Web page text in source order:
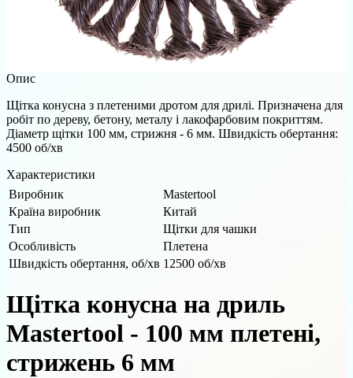
Опис
Щітка конусна з плетеними дротом для дрилі. Призначена для
робіт по дереву, бетону, металу і лакофарбовим покриттям.
Діаметр щітки 100 мм, стрижня - 6 мм. Швидкість обертання:
4500 об/хв
Характеристики
Виробник
Mastertool
Країна виробник
Китай
Тип
Щітки для чашки
Особливість
Плетена
Швидкість обертання, об/хв 12500 об/хв
Щітка конусна на дриль
Mastertool - 100 мм плетені,
стрижень 6 мм